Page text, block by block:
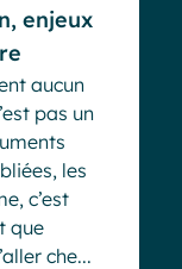
enjeux
aucun
pas un
les
c’est
que
che...